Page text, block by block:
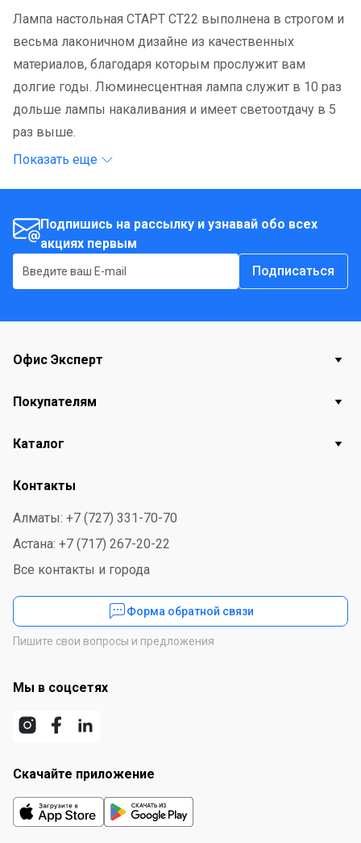
Лампа настольная СТАРТ CT22 выполнена в строгом и
весьма лаконичном дизайне из качественных
материалов, благодаря которым прослужит вам
долгие годы. Люминесцентная лампа служит в 10 раз
дольше лампы накаливания и имеет светоотдачу в 5
раз выше.
Показать еще
Подпишись на рассылку и узнавай обо всех
акциях первым
Подписаться
Офис Эксперт
Покупателям
Каталог
Контакты
Алматы: +7 (727) 331-70-70
Астана: +7 (717) 267-20-22
Все контакты и города
Форма обратной связи
Пишите свои вопросы и предложения
Мы в соцсетях
Скачайте приложение